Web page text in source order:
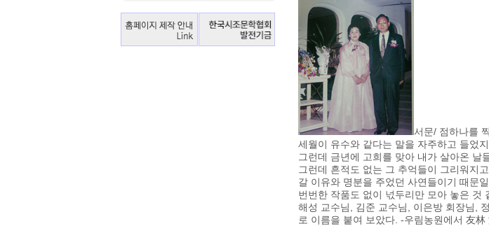
서문/ 점하나를
세월이 유수와 같다는 말을 자주하고 들었
그런데 금년에 고희를 맞아 내가 살아온 날
그런데 흔적도 없는 그 추억들이 그리워지
갈 이유와 명분을 주었던 사연들이기 때문
번번한 작품도 없이 넋두리만 모아 놓은 것
해성 교수님, 김준 교수님, 이은방 회장님,
로 이름을 붙여 보았다. -우림농원에서 友林